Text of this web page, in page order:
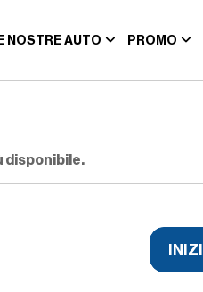
NOSTRE AUTO PROMO
disponibile.